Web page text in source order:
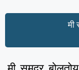
मी